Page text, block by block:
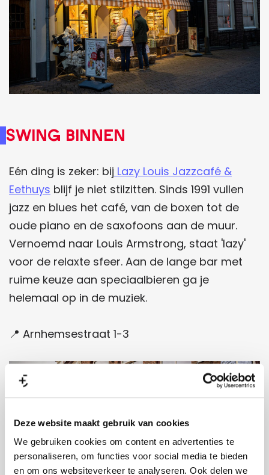
Deze website maakt gebruik van cookies
We gebruiken cookies om content en advertenties te
personaliseren, om functies voor social media te bieden
en om ons websiteverkeer te analyseren. Ook delen we
Swing binnen
Eén ding is zeker: bij Lazy Louis Jazzcafé &
Eethuys blijf je niet stilzitten. Sinds 1991 vullen
jazz en blues het café, van de boxen tot de
oude piano en de saxofoons aan de muur.
Vernoemd naar Louis Armstrong, staat 'lazy'
voor de relaxte sfeer. Aan de lange bar met
ruime keuze aan speciaalbieren ga je
helemaal op in de muziek.
📍 Arnhemsestraat 1-3